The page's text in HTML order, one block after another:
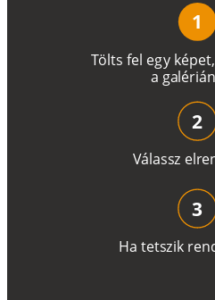
Tölts fel egy képet,
a galérián
1
Válassz elre
2
Ha tetszik ren
3